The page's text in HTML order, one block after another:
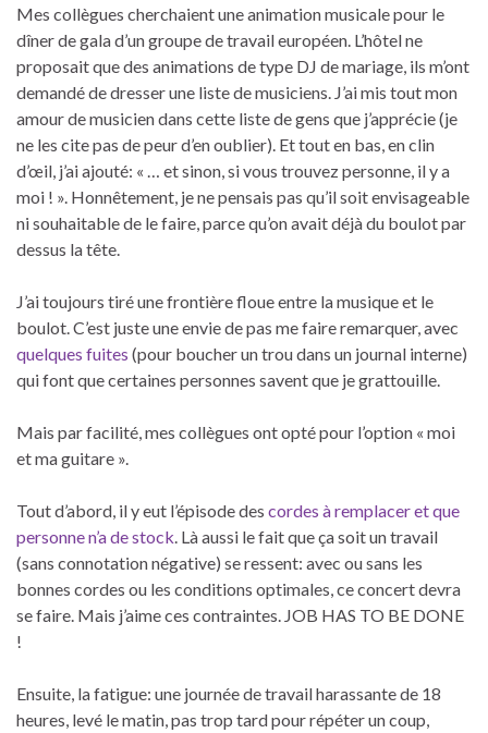
Mes collègues cherchaient une animation musicale pour le
dîner de gala d’un groupe de travail européen. L’hôtel ne
proposait que des animations de type DJ de mariage, ils m’ont
demandé de dresser une liste de musiciens. J’ai mis tout mon
amour de musicien dans cette liste de gens que j’apprécie (je
ne les cite pas de peur d’en oublier). Et tout en bas, en clin
d’œil, j’ai ajouté: « … et sinon, si vous trouvez personne, il y a
moi ! ». Honnêtement, je ne pensais pas qu’il soit envisageable
ni souhaitable de le faire, parce qu’on avait déjà du boulot par
dessus la tête.
J’ai toujours tiré une frontière floue entre la musique et le
boulot. C’est juste une envie de pas me faire remarquer, avec
quelques fuites (pour boucher un trou dans un journal interne)
qui font que certaines personnes savent que je grattouille.
Mais par facilité, mes collègues ont opté pour l’option « moi
et ma guitare ».
Tout d’abord, il y eut l’épisode des cordes à remplacer et que
personne n’a de stock . Là aussi le fait que ça soit un travail
(sans connotation négative) se ressent: avec ou sans les
bonnes cordes ou les conditions optimales, ce concert devra
se faire. Mais j’aime ces contraintes. JOB HAS TO BE DONE
!
Ensuite, la fatigue: une journée de travail harassante de 18
heures, levé le matin, pas trop tard pour répéter un coup,